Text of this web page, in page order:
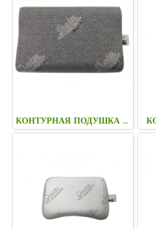
КОНТУРНАЯ ПОДУШКА С ВУЛКАНИЧЕСКОЙ ЛАВОЙ